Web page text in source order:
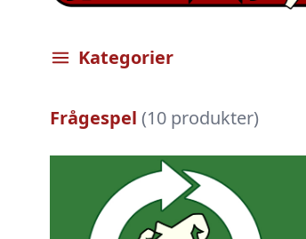
Öppna meny
Kategorier
Frågespel (10 produkter)